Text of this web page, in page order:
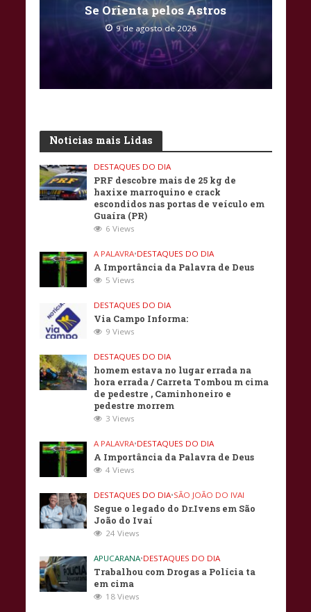
Se Orienta pelos Astros
9 de agosto de 2026
Noticias mais Lidas
DESTAQUES DO DIA
PRF descobre mais de 25 kg de
haxixe marroquino e crack
escondidos nas portas de veículo em
Guaíra (PR)
6 Views
A PALAVRA•DESTAQUES DO DIA
A Importância da Palavra de Deus
5 Views
DESTAQUES DO DIA
Via Campo Informa:
9 Views
DESTAQUES DO DIA
homem estava no lugar errada na
hora errada / Carreta Tombou m cima
de pedestre , Caminhoneiro e
pedestre morrem
3 Views
A PALAVRA•DESTAQUES DO DIA
A Importância da Palavra de Deus
4 Views
DESTAQUES DO DIA•SÃO JOÃO DO IVAI
Segue o legado do Dr.Ivens em São
João do Ivaí
24 Views
APUCARANA•DESTAQUES DO DIA
Trabalhou com Drogas a Polícia ta
em cima
18 Views